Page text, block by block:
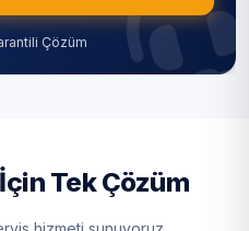
Çözüm
Tek Çözüm